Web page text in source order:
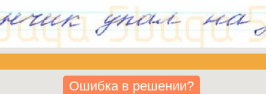
Ошибка в решении?